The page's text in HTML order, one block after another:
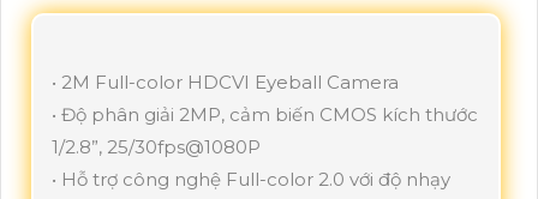
• 2M Full-color HDCVI Eyeball Camera
• Độ phân giải 2MP, cảm biến CMOS kích thước
1/2.8”, 25/30fps@1080P
• Hỗ trợ công nghệ Full-color 2.0 với độ nhạy